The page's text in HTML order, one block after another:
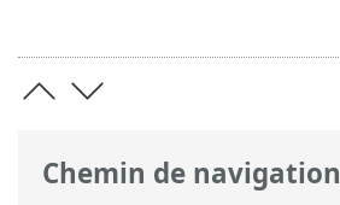
Chemin de navigation